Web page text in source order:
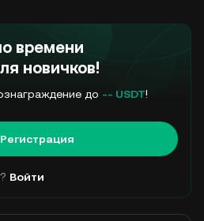
времени
новичков!
до -- USDT!
Регистрация
Войти